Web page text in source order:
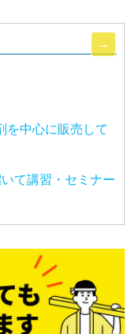
を中心に販売して
て講習・セミナー